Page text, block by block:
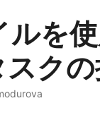
ルを
クの